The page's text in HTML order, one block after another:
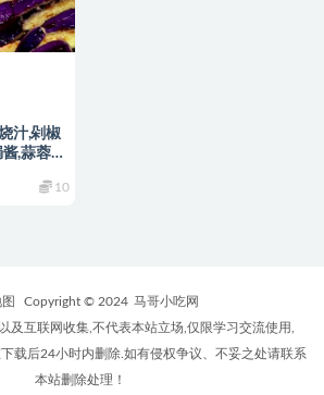
汁,剁椒
,蒜蓉酱
10
Copyright © 2024 马哥小吃网
及互联网收集,不代表本站立场,仅限学习交流使用,
载后24小时内删除.如有侵权争议、不妥之处请联系
本站删除处理！